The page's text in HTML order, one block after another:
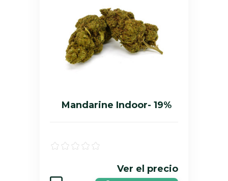
Mandarine Indoor- 19%
Ver el precio